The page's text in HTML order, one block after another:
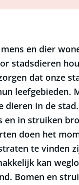
en dier
stadsdieren
dat onze
leefgebieden.
dieren in de
in struiken
doen het
te vinden
kan
Bomen en